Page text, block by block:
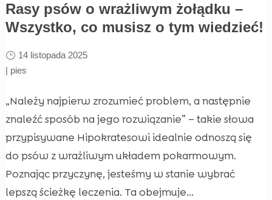
Rasy psów o wrażliwym żołądku –
Wszystko, co musisz o tym wiedzieć!
14 listopada 2025
| pies
„Należy najpierw zrozumieć problem, a następnie
znaleźć sposób na jego rozwiązanie” – takie słowa
przypisywane Hipokratesowi idealnie odnoszą się
do psów z wrażliwym układem pokarmowym.
Poznając przyczynę, jesteśmy w stanie wybrać
lepszą ścieżkę leczenia. Ta obejmuje...